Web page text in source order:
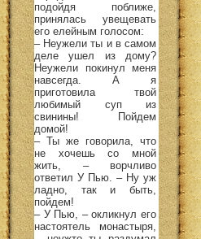
подойдя поближе,
принялась увещевать
его елейным голосом:
– Неужели ты и в самом
деле ушел из дому?
Неужели покинул меня
навсегда. А я
приготовила твой
любимый суп из
свинины! Пойдем
домой!
– Ты же говорила, что
не хочешь со мной
жить, – ворчливо
ответил У Пью. – Ну уж
ладно, так и быть,
пойдем!
– У Пью, – окликнул его
настоятель монастыря,